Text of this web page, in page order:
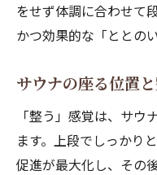
をせず体調に合わせて
かつ効果的な「ととの
サウナの座る位置
「整う」感覚は、サウ
ます。上段でしっかり
促進が最大化し、その